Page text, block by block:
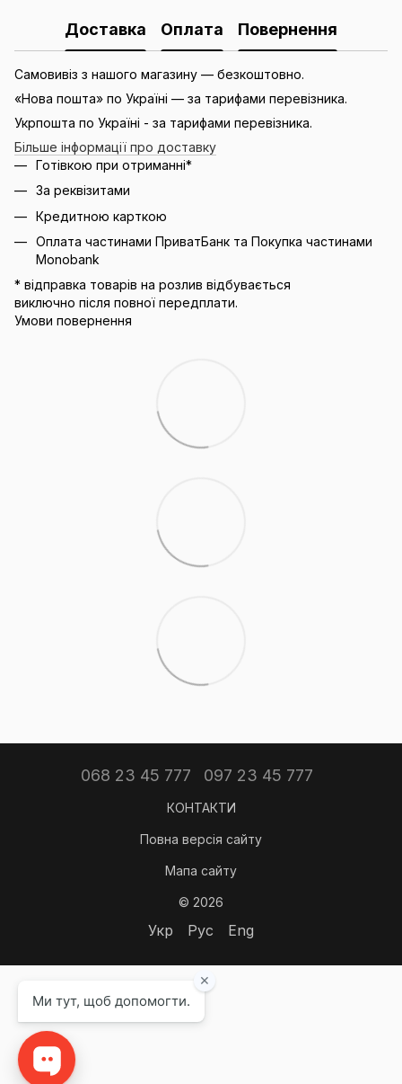
Доставка Оплата Повернення
Самовивіз з нашого магазину — безкоштовно.
«Нова пошта» по Україні — за тарифами перевізника.
Укрпошта по Україні - за тарифами перевізника.
Більше інформації про доставку
Готівкою при отриманні*
За реквізитами
Кредитною карткою
Оплата частинами ПриватБанк та Покупка частинами
Monobank
* відправка товарів на розлив відбувається
виключно після повної передплати.
Умови повернення
068 23 45 777 097 23 45 777
КОНТАКТИ
Повна версія сайту
Мапа сайту
© 2026
Укр Рус Eng